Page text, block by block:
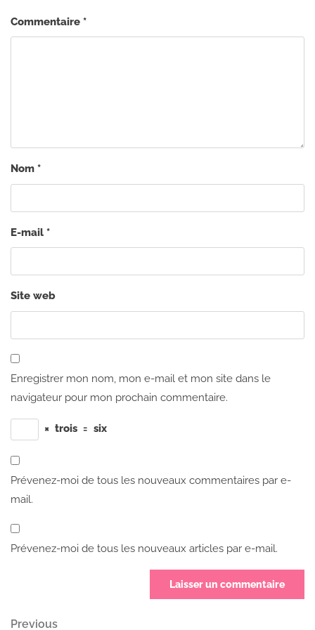
Commentaire *
Nom *
E-mail *
Site web
Enregistrer mon nom, mon e-mail et mon site dans le
navigateur pour mon prochain commentaire.
× trois = six
Prévenez-moi de tous les nouveaux commentaires par e-
mail.
Prévenez-moi de tous les nouveaux articles par e-mail.
Previous
Previous